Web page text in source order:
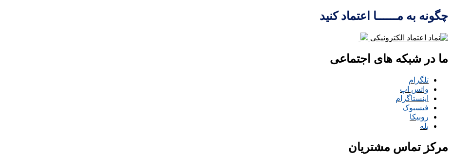
چگونه به مــــــا اعتماد کنید
ما در شبکه های اجتماعی
تلگرام
واتس اپ
اینستاگرام
فیسبوک
روبیکا
بله
مرکز تماس مشتریان